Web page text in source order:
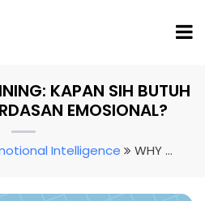
KAPAN SIH BUTUH
EMOSIONAL?
Intelligence WHY NEED EQ TRAINING: KAPAN SIH BUTUH TRAINING KECERDASAN EMOSIONAL?